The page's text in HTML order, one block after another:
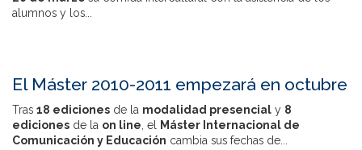
alumnos y los...
El Máster 2010-2011 empezará en octubre
Tras 18 ediciones de la modalidad presencial y 8
ediciones de la on line, el Máster Internacional de
Comunicación y Educación cambia sus fechas de...